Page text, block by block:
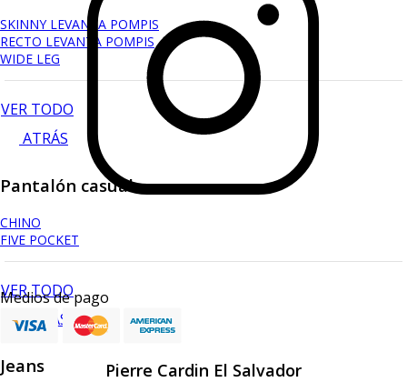
SKINNY LEVANTA POMPIS
RECTO LEVANTA POMPIS
WIDE LEG
VER TODO
ATRÁS
Pantalón casual
CHINO
FIVE POCKET
VER TODO
ATRÁS
Jeans
Medios de pago
Pierre Cardin El Salvador